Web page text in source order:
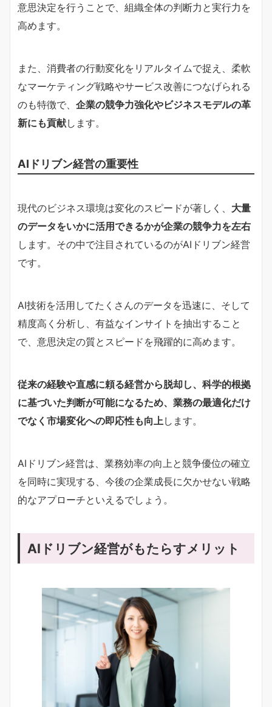
意思決定を行うことで、組織全体の判断力と実行力を
高めます。
また、消費者の行動変化をリアルタイムで捉え、柔軟
なマーケティング戦略やサービス改善につなげられる
のも特徴で、 企業の競争力強化やビジネスモデルの革
新にも貢献します。
AIドリブン経営の重要性
現代のビジネス環境は変化のスピードが著しく、 大量
のデータをいかに活用できるかが企業の競争力を左右
します。その中で注目されているのがAIドリブン経営
です。
AI技術を活用してたくさんのデータを迅速に、そして
精度高く分析し、有益なインサイトを抽出すること
で、意思決定の質とスピードを飛躍的に高めます。
従来の経験や直感に頼る経営から脱却し、科学的根拠
に基づいた判断が可能になるため、業務の最適化だけ
でなく市場変化への即応性も向上します。
AIドリブン経営は、業務効率の向上と競争優位の確立
を同時に実現する、今後の企業成長に欠かせない戦略
的なアプローチといえるでしょう。
AIドリブン経営がもたらすメリット